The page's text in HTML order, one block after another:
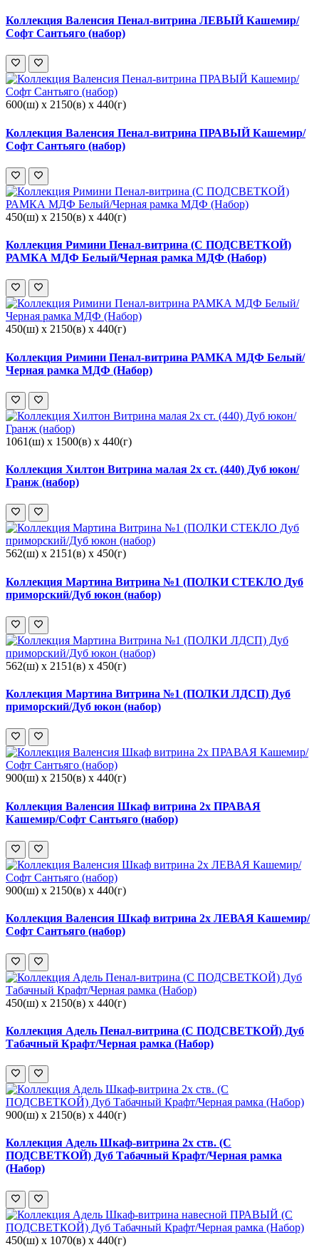
Коллекция Валенсия Пенал-витрина ЛЕВЫЙ Кашемир/
Софт Сантьяго (набор)
600(ш) x 2150(в) x 440(г)
Коллекция Валенсия Пенал-витрина ПРАВЫЙ Кашемир/
Софт Сантьяго (набор)
450(ш) x 2150(в) x 440(г)
Коллекция Римини Пенал-витрина (С ПОДСВЕТКОЙ)
РАМКА МДФ Белый/Черная рамка МДФ (Набор)
450(ш) x 2150(в) x 440(г)
Коллекция Римини Пенал-витрина РАМКА МДФ Белый/
Черная рамка МДФ (Набор)
1061(ш) x 1500(в) x 440(г)
Коллекция Хилтон Витрина малая 2х ст. (440) Дуб юкон/
Гранж (набор)
562(ш) x 2151(в) x 450(г)
Коллекция Мартина Витрина №1 (ПОЛКИ СТЕКЛО Дуб
приморский/Дуб юкон (набор)
562(ш) x 2151(в) x 450(г)
Коллекция Мартина Витрина №1 (ПОЛКИ ЛДСП) Дуб
приморский/Дуб юкон (набор)
900(ш) x 2150(в) x 440(г)
Коллекция Валенсия Шкаф витрина 2х ПРАВАЯ
Кашемир/Софт Сантьяго (набор)
900(ш) x 2150(в) x 440(г)
Коллекция Валенсия Шкаф витрина 2х ЛЕВАЯ Кашемир/
Софт Сантьяго (набор)
450(ш) x 2150(в) x 440(г)
Коллекция Адель Пенал-витрина (С ПОДСВЕТКОЙ) Дуб
Табачный Крафт/Черная рамка (Набор)
900(ш) x 2150(в) x 440(г)
Коллекция Адель Шкаф-витрина 2х ств. (С
ПОДСВЕТКОЙ) Дуб Табачный Крафт/Черная рамка
(Набор)
450(ш) x 1070(в) x 440(г)